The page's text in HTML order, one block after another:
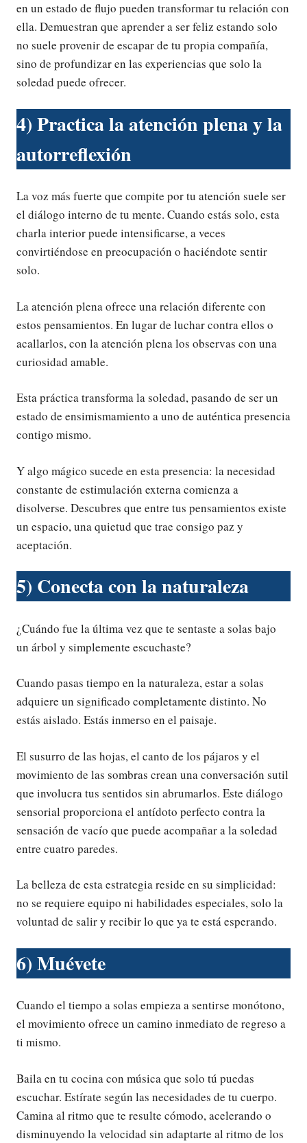
en un estado de flujo pueden transformar tu relación con
ella. Demuestran que aprender a ser feliz estando solo
no suele provenir de escapar de tu propia compañía,
sino de profundizar en las experiencias que solo la
soledad puede ofrecer.
4) Practica la atención plena y la
autorreflexión
La voz más fuerte que compite por tu atención suele ser
el diálogo interno de tu mente. Cuando estás solo, esta
charla interior puede intensificarse, a veces
convirtiéndose en preocupación o haciéndote sentir
solo.
La atención plena ofrece una relación diferente con
estos pensamientos. En lugar de luchar contra ellos o
acallarlos, con la atención plena los observas con una
curiosidad amable.
Esta práctica transforma la soledad, pasando de ser un
estado de ensimismamiento a uno de auténtica presencia
contigo mismo.
Y algo mágico sucede en esta presencia: la necesidad
constante de estimulación externa comienza a
disolverse. Descubres que entre tus pensamientos existe
un espacio, una quietud que trae consigo paz y
aceptación.
5) Conecta con la naturaleza
¿Cuándo fue la última vez que te sentaste a solas bajo
un árbol y simplemente escuchaste?
Cuando pasas tiempo en la naturaleza, estar a solas
adquiere un significado completamente distinto. No
estás aislado. Estás inmerso en el paisaje.
El susurro de las hojas, el canto de los pájaros y el
movimiento de las sombras crean una conversación sutil
que involucra tus sentidos sin abrumarlos. Este diálogo
sensorial proporciona el antídoto perfecto contra la
sensación de vacío que puede acompañar a la soledad
entre cuatro paredes.
La belleza de esta estrategia reside en su simplicidad:
no se requiere equipo ni habilidades especiales, solo la
voluntad de salir y recibir lo que ya te está esperando.
6) Muévete
Cuando el tiempo a solas empieza a sentirse monótono,
el movimiento ofrece un camino inmediato de regreso a
ti mismo.
Baila en tu cocina con música que solo tú puedas
escuchar. Estírate según las necesidades de tu cuerpo.
Camina al ritmo que te resulte cómodo, acelerando o
disminuyendo la velocidad sin adaptarte al ritmo de los